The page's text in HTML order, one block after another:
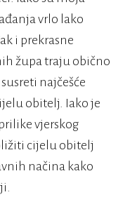
vrlo lako
i prekrasne
župa traju obično
najčešće
obitelj. Iako je
vjerskog
cijelu obitelj
načina kako